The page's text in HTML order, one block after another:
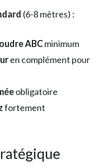
(6-8 mètres) :
ABCminimum
en complément pour
obligatoire
fortement